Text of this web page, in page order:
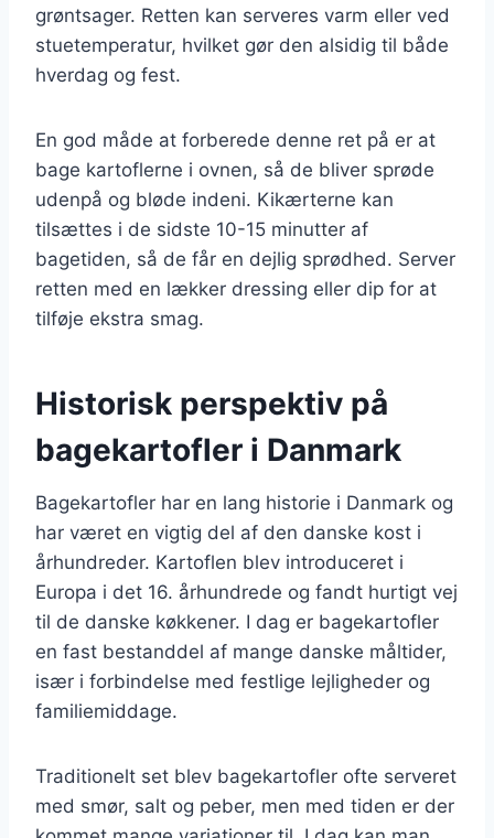
grøntsager. Retten kan serveres varm eller ved
stuetemperatur, hvilket gør den alsidig til både
hverdag og fest.
En god måde at forberede denne ret på er at
bage kartoflerne i ovnen, så de bliver sprøde
udenpå og bløde indeni. Kikærterne kan
tilsættes i de sidste 10-15 minutter af
bagetiden, så de får en dejlig sprødhed. Server
retten med en lækker dressing eller dip for at
tilføje ekstra smag.
Historisk perspektiv på
bagekartofler i Danmark
Bagekartofler har en lang historie i Danmark og
har været en vigtig del af den danske kost i
århundreder. Kartoflen blev introduceret i
Europa i det 16. århundrede og fandt hurtigt vej
til de danske køkkener. I dag er bagekartofler
en fast bestanddel af mange danske måltider,
især i forbindelse med festlige lejligheder og
familiemiddage.
Traditionelt set blev bagekartofler ofte serveret
med smør, salt og peber, men med tiden er der